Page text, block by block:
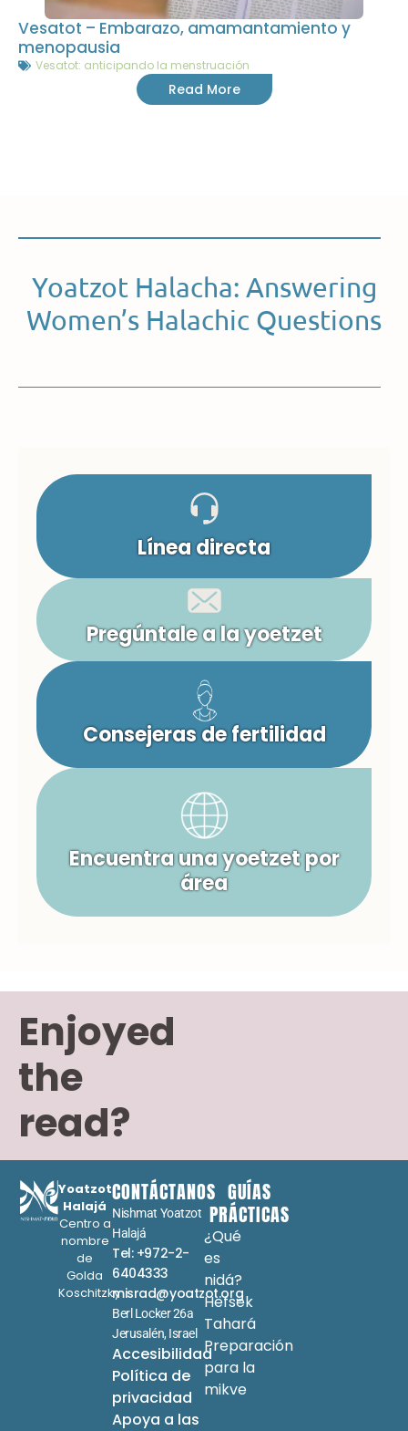
Vesatot – Embarazo, amamantamiento y
menopausia
Vesatot: anticipando la menstruación
Read More
Yoatzot Halacha: Answering
Women’s Halachic Questions
Línea directa
Pregúntale a la yoetzet
Consejeras de fertilidad
Encuentra una yoetzet por
área
Enjoyed
the
read?
Yoatzot
Halajá
Centro a
nombre
de
Golda
Koschitzky
CONTÁCTANOS
Nishmat Yoatzot
Halajá
Tel: +972-2-
6404333
misrad@yoatzot.org
Berl Locker 26a
Jerusalén, Israel
Accesibilidad
Política de
privacidad
Apoya a las
GUÍAS
PRÁCTICAS
¿Qué
es
nidá?
Hefsek
Tahará
Preparación
para la
mikve